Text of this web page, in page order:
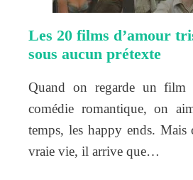
Les 20 films d’amour
sous aucun prétexte
Quand on regarde un film
comédie romantique, on
temps, les happy ends. Mais
vraie vie, il arrive que…